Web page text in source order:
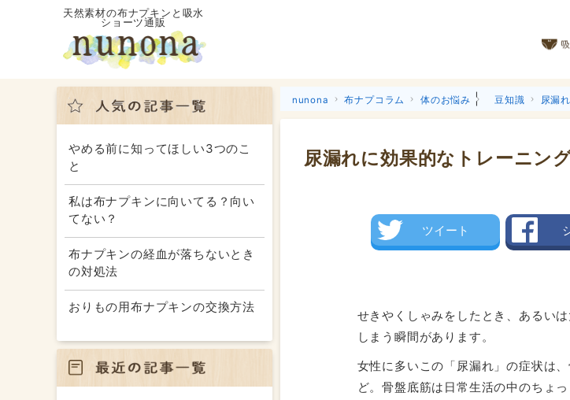
天然素材の布ナプキンと吸水
ショーツ通販
nunona 布ナプコラム 体のお悩み | 豆知識 尿漏
尿漏れに効果的なトレーニン
ツイート
せきやくしゃみをしたとき、あるい
しまう瞬間があります。
女性に多いこの「尿漏れ」の症状は
ど。骨盤底筋は日常生活の中のちょ
やめる前に知ってほしい3つのこ
と
私は布ナプキンに向いてる？向い
てない？
布ナプキンの経血が落ちないとき
の対処法
おりもの用布ナプキンの交換方法